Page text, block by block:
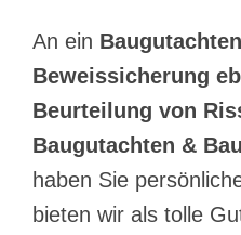
An ein
Beweissicherung
Beurteilung von
Baugutachten &
haben Sie
bieten wir als tolle